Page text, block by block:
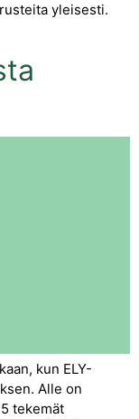
yleisesti.
kun ELY-
Alle on
tekemät